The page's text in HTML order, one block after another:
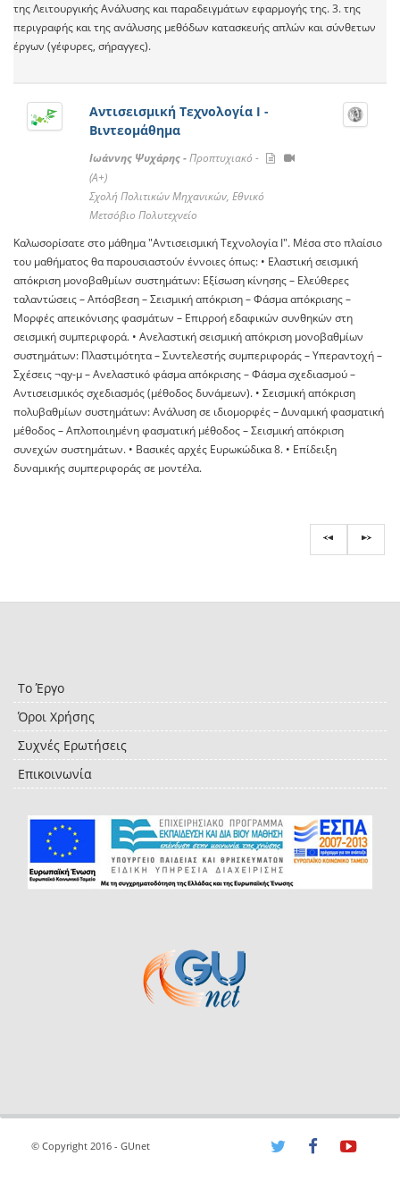
της Λειτουργικής Ανάλυσης και παραδειγμάτων εφαρμογής της. 3. της
περιγραφής και της ανάλυσης μεθόδων κατασκευής απλών και σύνθετων
έργων (γέφυρες, σήραγγες).
Αντισεισμική Τεχνολογία Ι -
Βιντεομάθημα
Ιωάννης Ψυχάρης -Προπτυχιακό -
(A+)
Σχολή Πολιτικών Μηχανικών, Εθνικό
Μετσόβιο Πολυτεχνείο
Καλωσορίσατε στο μάθημα "Αντισεισμική Τεχνολογία Ι". Μέσα στο πλαίσιο
του μαθήματος θα παρουσιαστούν έννοιες όπως: • Ελαστική σεισμική
απόκριση μονοβαθμίων συστημάτων: Εξίσωση κίνησης – Ελεύθερες
ταλαντώσεις – Απόσβεση – Σεισμική απόκριση – Φάσμα απόκρισης –
Μορφές απεικόνισης φασμάτων – Επιρροή εδαφικών συνθηκών στη
σεισμική συμπεριφορά. • Ανελαστική σεισμική απόκριση μονοβαθμίων
συστημάτων: Πλαστιμότητα – Συντελεστής συμπεριφοράς – Υπεραντοχή –
Σχέσεις ¬qy-μ – Ανελαστικό φάσμα απόκρισης – Φάσμα σχεδιασμού –
Αντισεισμικός σχεδιασμός (μέθοδος δυνάμεων). • Σεισμική απόκριση
πολυβαθμίων συστημάτων: Ανάλυση σε ιδιομορφές – Δυναμική φασματική
μέθοδος – Απλοποιημένη φασματική μέθοδος – Σεισμική απόκριση
συνεχών συστημάτων. • Βασικές αρχές Ευρωκώδικα 8. • Επίδειξη
δυναμικής συμπεριφοράς σε μοντέλα.
Το Έργο
Όροι Χρήσης
Συχνές Ερωτήσεις
Επικοινωνία
© Copyright 2016 - GUnet